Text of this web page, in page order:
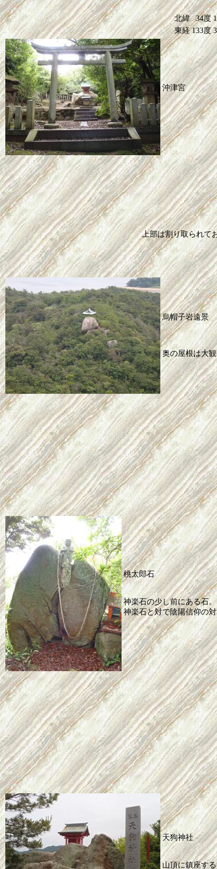
北緯 34度
東経 133度
沖津宮
上部は割り取られて
烏帽子岩遠景
奥の屋根は大
桃太郎石
神楽石の少し前にある石。
神楽石と対で陰陽信仰の
天狗神社
山頂に鎮座す